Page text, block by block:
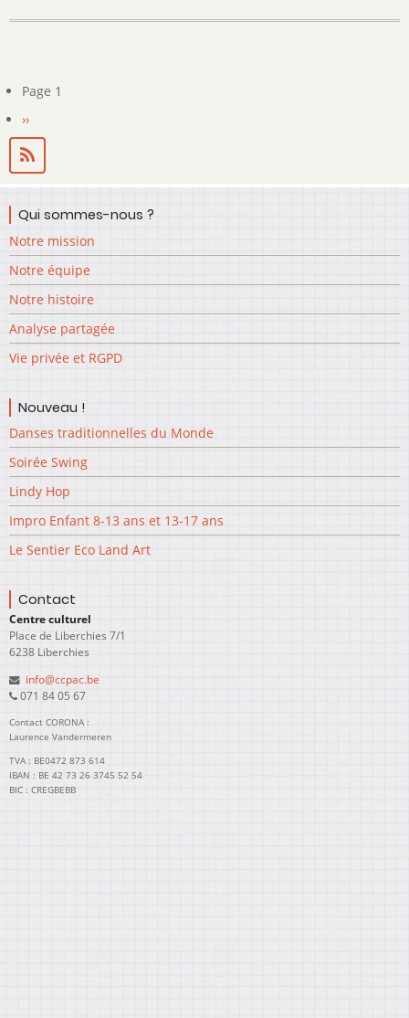
on
Pagination
Page 1
Page
suivante
››
Qui sommes-nous ?
Notre mission
Notre équipe
Notre histoire
Analyse partagée
Vie privée et RGPD
Nouveau !
Danses traditionnelles du Monde
Soirée Swing
Lindy Hop
Impro Enfant 8-13 ans et 13-17 ans
Le Sentier Eco Land Art
Contact
Centre culturel
Place de Liberchies 7/1
6238 Liberchies
info@ccpac.be
071 84 05 67
Contact CORONA :
Laurence Vandermeren
TVA : BE0472 873 614
IBAN : BE 42 73 26 3745 52 54
BIC : CREGBEBB